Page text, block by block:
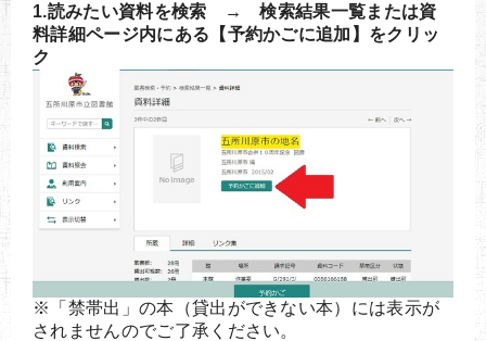
1.読みたい資料を検索 → 検索結果一覧または資
料詳細ページ内にある【予約かごに追加】をクリッ
ク
※「禁帯出」の本（貸出ができない本）には表示が
されませんのでご了承ください。